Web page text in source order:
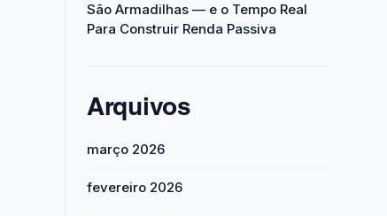
São Armadilhas — e o Tempo Real
Para Construir Renda Passiva
Arquivos
março 2026
fevereiro 2026